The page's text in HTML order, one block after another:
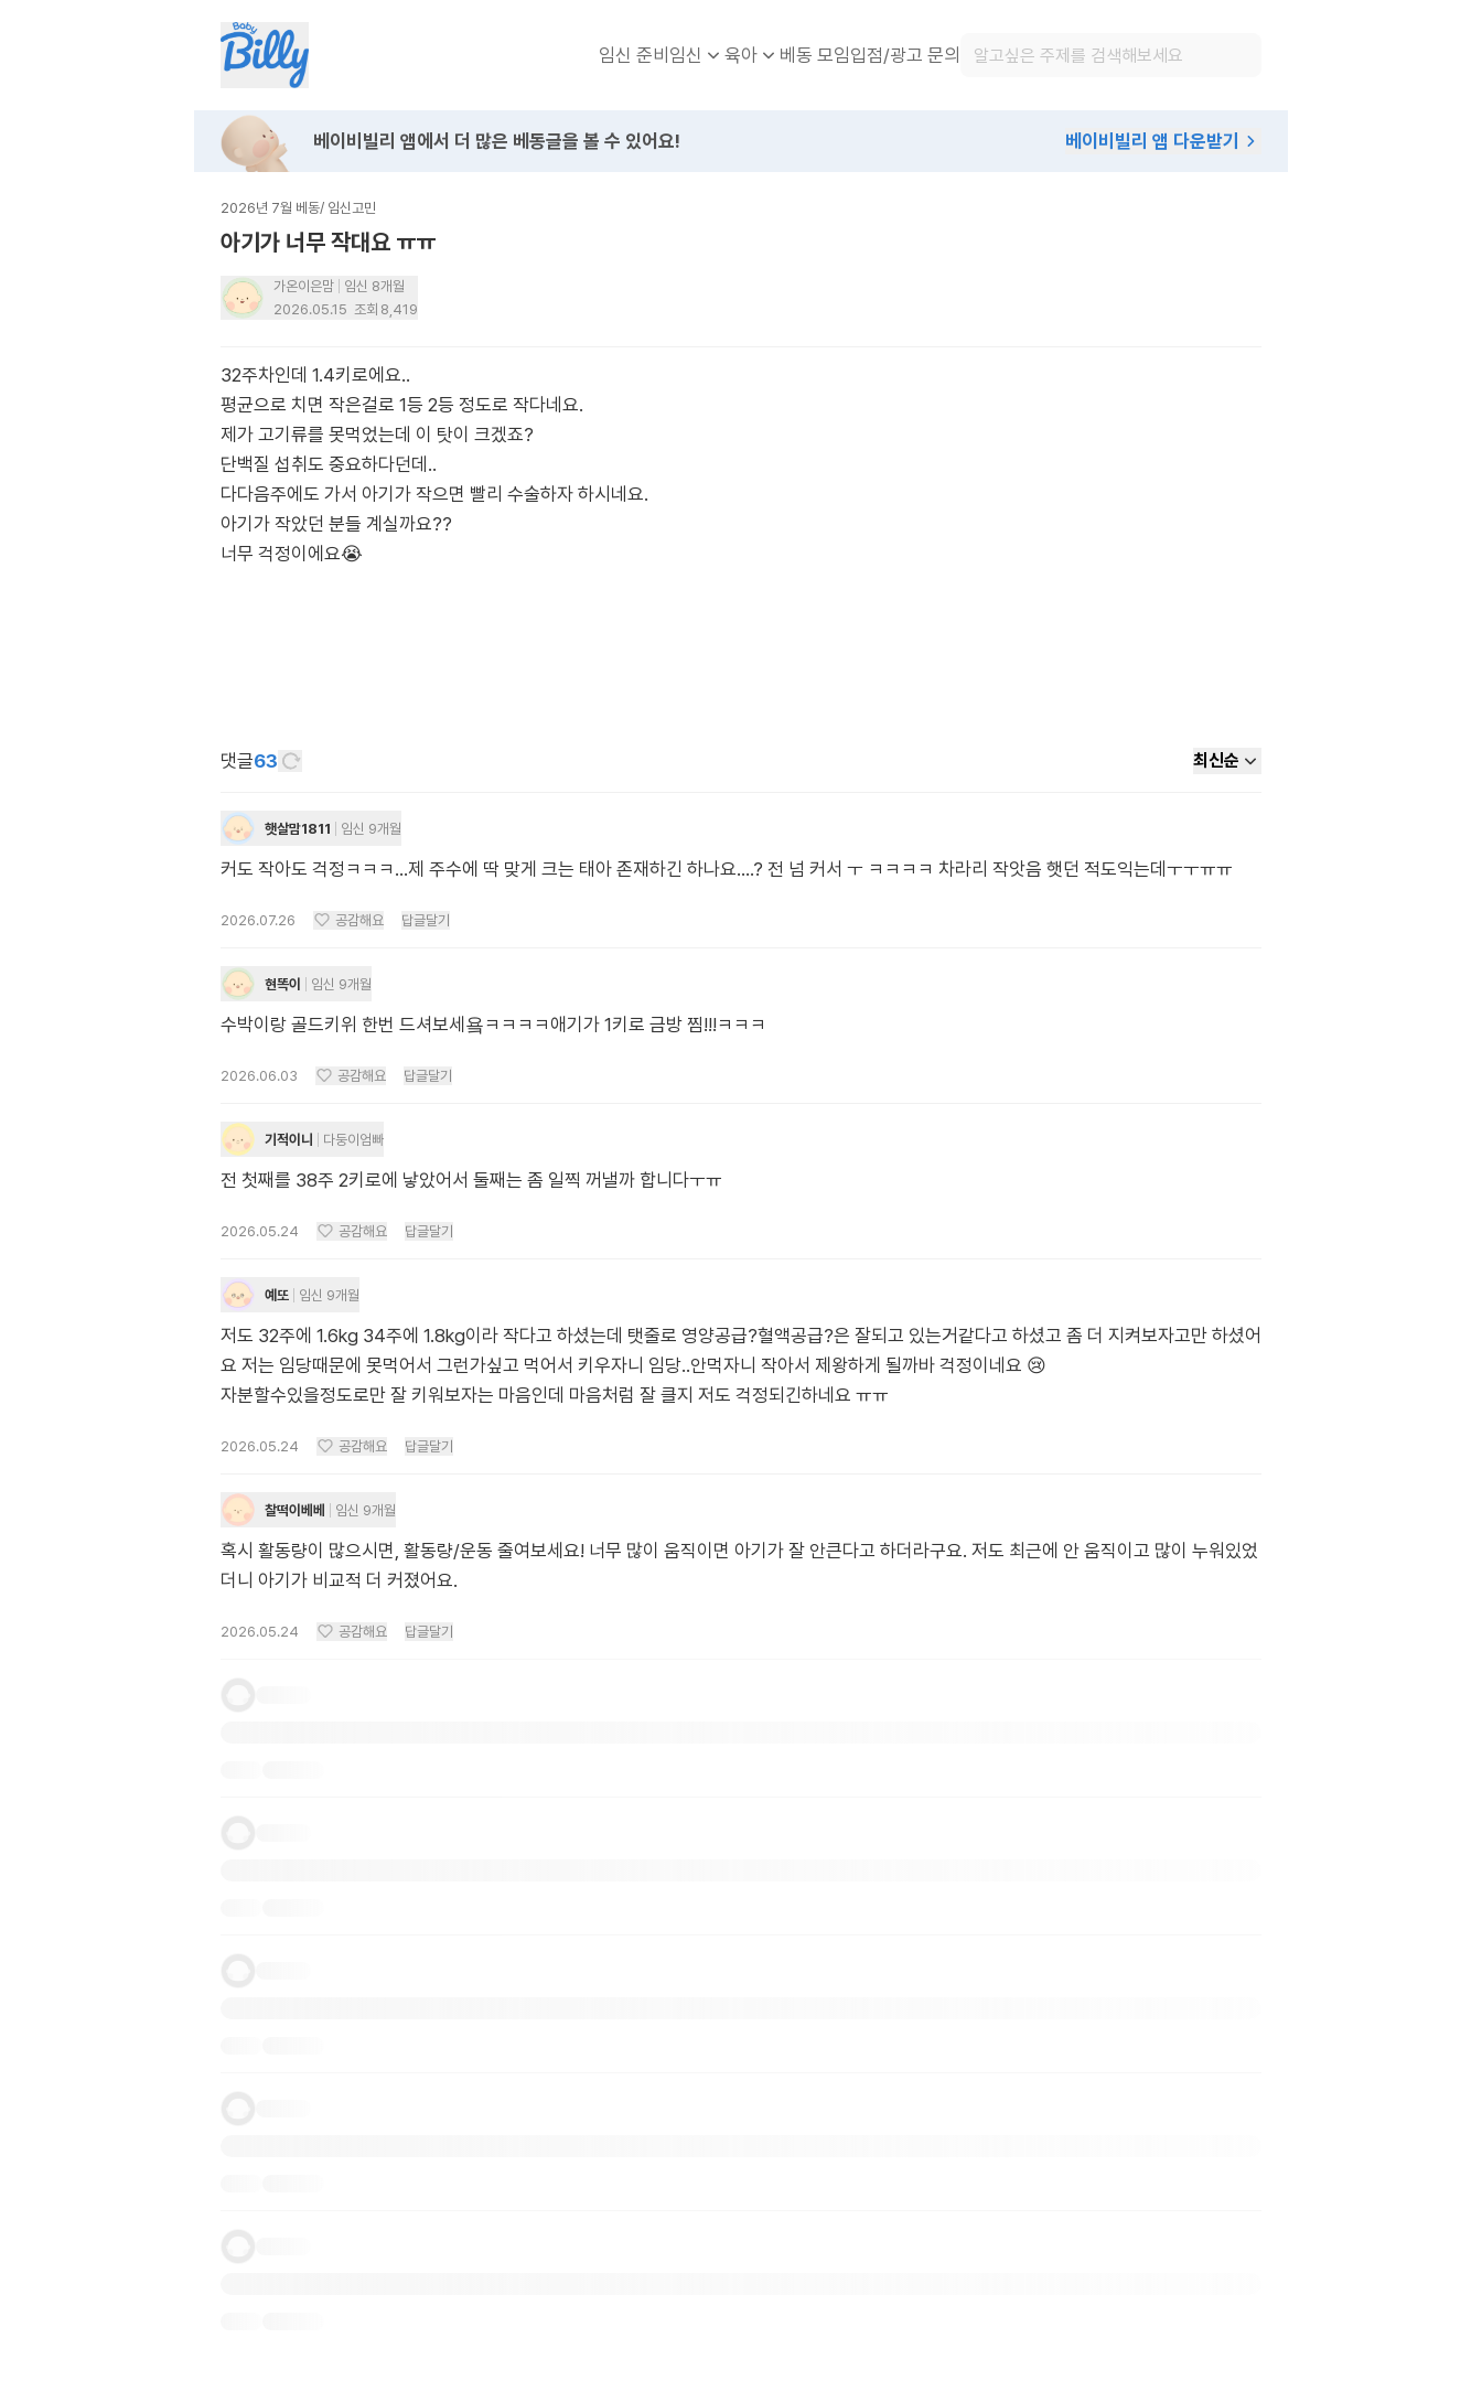
임신 준비임신 육아 베동 모임입점/광고 문의
베이비빌리 앱에서 더 많은 베동글을 볼 수 있어요! 베이비빌리 앱 다운받기
2026년 7월 베동/ 임신고민
아기가 너무 작대요 ㅠㅠ
가온이은맘
임신 8개월
2026.05.15 조회 8,419
32주차인데 1.4키로에요..
평균으로 치면 작은걸로 1등 2등 정도로 작다네요.
제가 고기류를 못먹었는데 이 탓이 크겠죠?
단백질 섭취도 중요하다던데..
다다음주에도 가서 아기가 작으면 빨리 수술하자 하시네요.
아기가 작았던 분들 계실까요??
너무 걱정이에요😭
댓글63 최신순
햇살맘1811 임신 9개월
커도 작아도 걱정ㅋㅋㅋ...제 주수에 딱 맞게 크는 태아 존재하긴 하나요....? 전 넘 커서 ㅜ ㅋㅋㅋㅋ 차라리 작앗음 햇던 적도익는데ㅜㅜㅠㅠ
2026.07.26 공감해요 답글달기
현똑이 임신 9개월
수박이랑 골드키위 한번 드셔보세욬ㅋㅋㅋㅋ애기가 1키로 금방 찜!!!ㅋㅋㅋ
2026.06.03 공감해요 답글달기
기적이니 다둥이엄빠
전 첫째를 38주 2키로에 낳았어서 둘째는 좀 일찍 꺼낼까 합니다ㅜㅠ
2026.05.24 공감해요 답글달기
예또 임신 9개월
저도 32주에 1.6kg 34주에 1.8kg이라 작다고 하셨는데 탯줄로 영양공급?혈액공급?은 잘되고 있는거같다고 하셨고 좀 더 지켜보자고만 하셨어
요 저는 임당때문에 못먹어서 그런가싶고 먹어서 키우자니 임당..안먹자니 작아서 제왕하게 될까바 걱정이네요 😢
자분할수있을정도로만 잘 키워보자는 마음인데 마음처럼 잘 클지 저도 걱정되긴하네요 ㅠㅠ
2026.05.24 공감해요 답글달기
찰떡이베베 임신 9개월
혹시 활동량이 많으시면, 활동량/운동 줄여보세요! 너무 많이 움직이면 아기가 잘 안큰다고 하더라구요. 저도 최근에 안 움직이고 많이 누워있었
더니 아기가 비교적 더 커졌어요.
2026.05.24 공감해요 답글달기